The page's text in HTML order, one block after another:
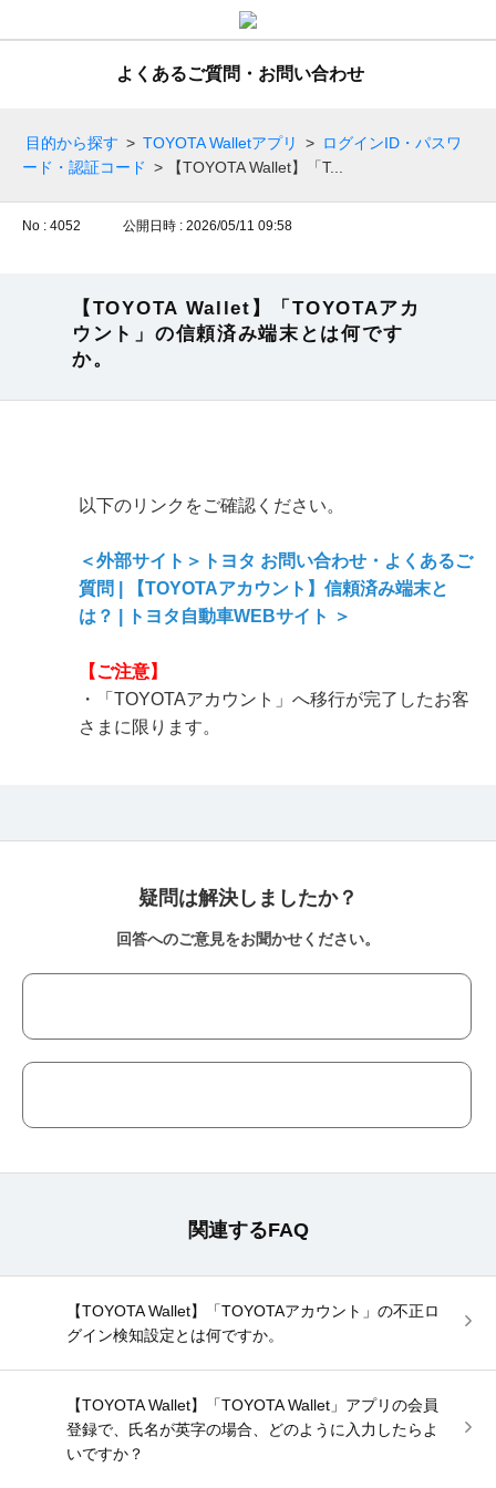
よくあるご質問・お問い合わせ
目的から探す > TOYOTA Walletアプリ > ログインID・パスワ
ード・認証コード > 【TOYOTA Wallet】「T...
No : 4052 公開日時 : 2026/05/11 09:58
【TOYOTA Wallet】「TOYOTAアカ
ウント」の信頼済み端末とは何です
か。
以下のリンクをご確認ください。
＜外部サイト＞トヨタ お問い合わせ・よくあるご
質問 | 【TOYOTAアカウント】信頼済み端末と
は？ | トヨタ自動車WEBサイト ＞
【ご注意】
・「TOYOTAアカウント」へ移行が完了したお客
さまに限ります。
疑問は解決しましたか？
回答へのご意見をお聞かせください。
関連するFAQ
【TOYOTA Wallet】「TOYOTAアカウント」の不正ロ
グイン検知設定とは何ですか。
【TOYOTA Wallet】「TOYOTA Wallet」アプリの会員
登録で、氏名が英字の場合、どのように入力したらよ
いですか？